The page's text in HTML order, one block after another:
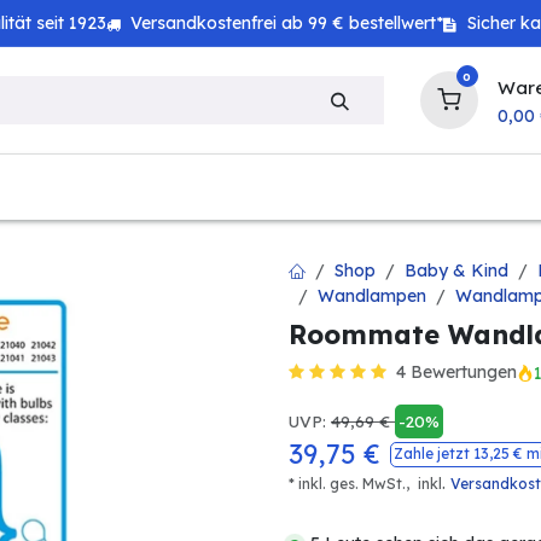
seit 1923 Versandkostenfrei ab 99 € bestellwert* Sicher
0
0,00
Shop Baby & Kind
Wandlampen
Roommate
4 Bewertungen
UVP: 49,69€ -20%
39,75 € Zahle jetzt 13,25 €
* inkl. ges. MwSt., inkl .